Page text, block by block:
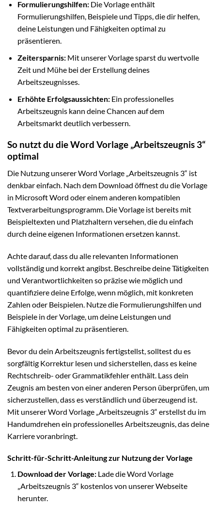
Formulierungshilfen:Die Vorlage enthält
Formulierungshilfen, Beispiele und Tipps, die dir helfen,
deine Leistungen und Fähigkeiten optimal zu
präsentieren.
Zeitersparnis:Mit unserer Vorlage sparst du wertvolle
Zeit und Mühe bei der Erstellung deines
Arbeitszeugnisses.
Erhöhte Erfolgsaussichten:Ein professionelles
Arbeitszeugnis kann deine Chancen auf dem
Arbeitsmarkt deutlich verbessern.
So nutzt du die Word Vorlage „Arbeitszeugnis 3“
optimal
Die Nutzung unserer Word Vorlage „Arbeitszeugnis 3“ ist
denkbar einfach. Nach dem Download öffnest du die Vorlage
in Microsoft Word oder einem anderen kompatiblen
Textverarbeitungsprogramm. Die Vorlage ist bereits mit
Beispieltexten und Platzhaltern versehen, die du einfach
durch deine eigenen Informationen ersetzen kannst.
Achte darauf, dass du alle relevanten Informationen
vollständig und korrekt angibst. Beschreibe deine Tätigkeiten
und Verantwortlichkeiten so präzise wie möglich und
quantifiziere deine Erfolge, wenn möglich, mit konkreten
Zahlen oder Beispielen. Nutze die Formulierungshilfen und
Beispiele in der Vorlage, um deine Leistungen und
Fähigkeiten optimal zu präsentieren.
Bevor du dein Arbeitszeugnis fertigstellst, solltest du es
sorgfältig Korrektur lesen und sicherstellen, dass es keine
Rechtschreib- oder Grammatikfehler enthält. Lass dein
Zeugnis am besten von einer anderen Person überprüfen, um
sicherzustellen, dass es verständlich und überzeugend ist.
Mit unserer Word Vorlage „Arbeitszeugnis 3“ erstellst du im
Handumdrehen ein professionelles Arbeitszeugnis, das deine
Karriere voranbringt.
Schritt-für-Schritt-Anleitung zur Nutzung der Vorlage
Download der Vorlage:Lade die Word Vorlage
„Arbeitszeugnis 3“ kostenlos von unserer Webseite
herunter.